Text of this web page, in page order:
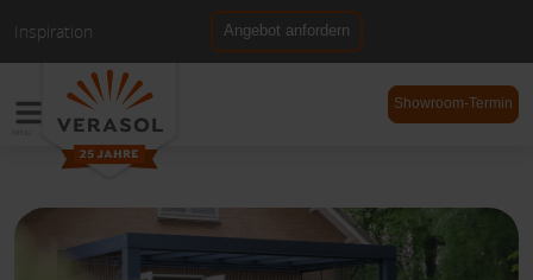
Inspiration Angebot anfordern
DE
Showroom-Termin